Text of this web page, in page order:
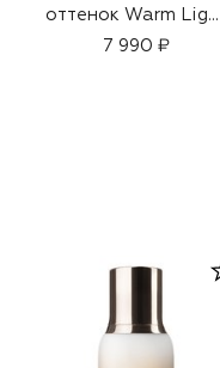
оттенок Warm Light
(9g)
7 990 ₽